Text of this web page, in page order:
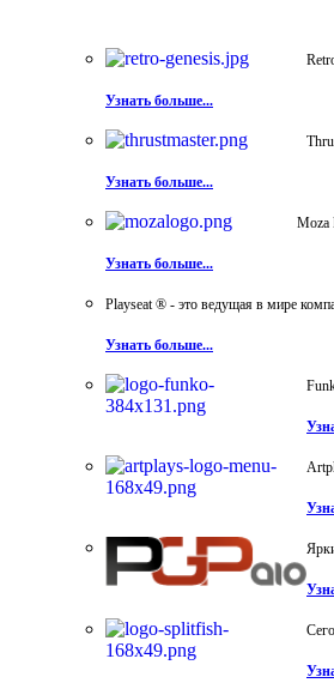
Узнать больше...
Узнать больше...
Moza
Узнать больше...
Playseat ® - это ведущая в мире
Узнать больше...